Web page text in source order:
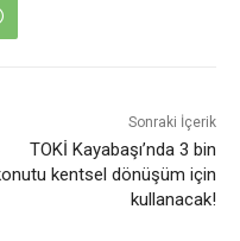
Sonraki İçerik
TOKİ Kayabaşı’nda 3 bin
kentsel dönüşüm için
kullanacak!